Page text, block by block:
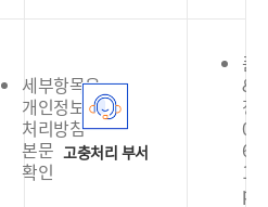
세부항목은
개인정보
처리방침
본문
확인
고충처리 부서
품
&
정
02-